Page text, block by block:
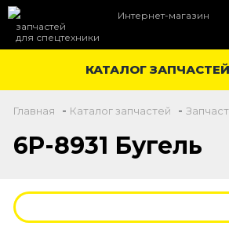
Интернет-магазин
запчастей
для спецтехники
КАТАЛОГ ЗАПЧАСТЕЙ
Главная - Каталог запчастей -
6P-8931 Бугель